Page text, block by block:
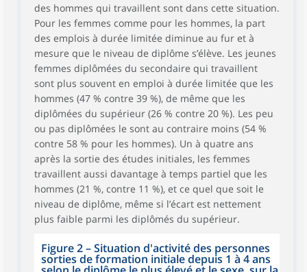
des hommes qui travaillent sont dans cette situation.
Pour les femmes comme pour les hommes, la part
des emplois à durée limitée diminue au fur et à
mesure que le niveau de diplôme s’élève. Les jeunes
femmes diplômées du secondaire qui travaillent
sont plus souvent en emploi à durée limitée que les
hommes (47 % contre 39 %), de même que les
diplômées du supérieur (26 % contre 20 %). Les peu
ou pas diplômées le sont au contraire moins (54 %
contre 58 % pour les hommes). Un à quatre ans
après la sortie des études initiales, les femmes
travaillent aussi davantage à temps partiel que les
hommes (21 %, contre 11 %), et ce quel que soit le
niveau de diplôme, même si l’écart est nettement
plus faible parmi les diplômés du supérieur.
Figure 2 – Situation d'activité des personnes
sorties de formation initiale depuis 1 à 4 ans